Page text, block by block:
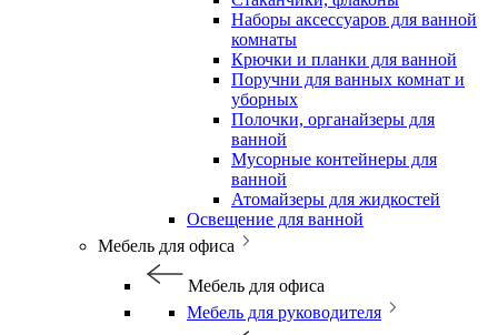
Наборы аксессуаров для ванной
комнаты
Крючки и планки для ванной
Поручни для ванных комнат и
уборных
Полочки, органайзеры для
ванной
Мусорные контейнеры для
ванной
Атомайзеры для жидкостей
Освещение для ванной
Мебель для офиса
Мебель для офиса
Мебель для руководителя